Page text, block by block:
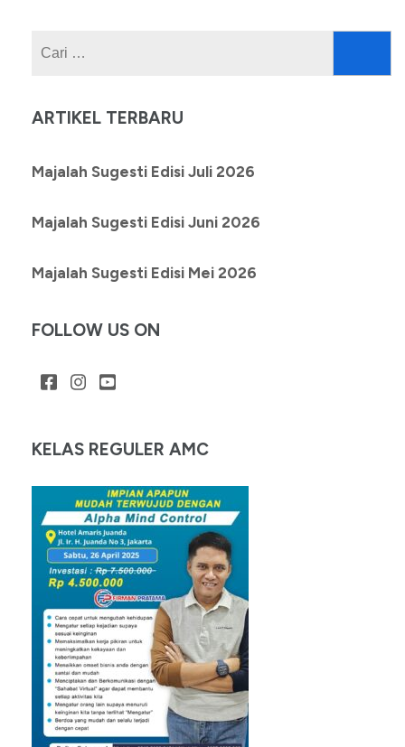
ARTIKEL TERBARU
Majalah Sugesti Edisi Juli 2026
Majalah Sugesti Edisi Juni 2026
Majalah Sugesti Edisi Mei 2026
FOLLOW US ON
KELAS REGULER AMC